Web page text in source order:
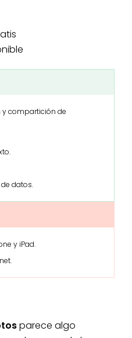
compartición de
datos.
y iPad.
parece algo